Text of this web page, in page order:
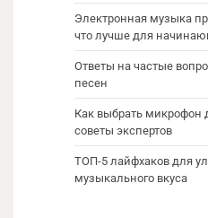
Электронная музыка
что лучше для
Ответы на частые
песен
Как выбрать
советы экспертов
ТОП-5 лайфхаков для
музыкального вкуса